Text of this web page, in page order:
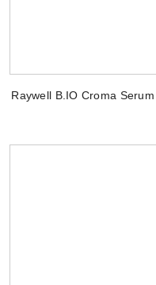
Raywell B.IO Croma